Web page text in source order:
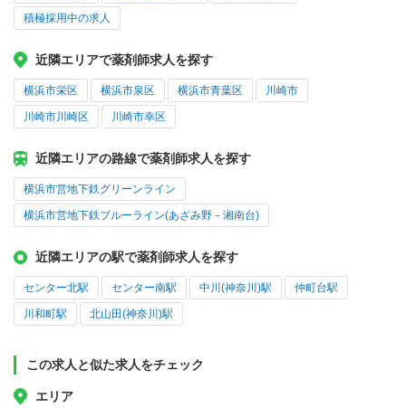
積極採用中の求人
近隣エリアで薬剤師求人を探す
横浜市栄区 横浜市泉区 横浜市青葉区 川崎市
川崎市川崎区 川崎市幸区
近隣エリアの路線で薬剤師求人を探す
横浜市営地下鉄グリーンライン
横浜市営地下鉄ブルーライン(あざみ野－湘南台)
近隣エリアの駅で薬剤師求人を探す
センター北駅 センター南駅 中川(神奈川)駅 仲町台駅
川和町駅 北山田(神奈川)駅
この求人と似た求人をチェック
エリア